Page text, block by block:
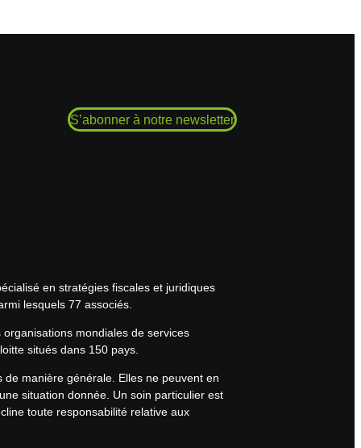
S’abonner à notre newsletter
en stratégies fiscales et juridiques
lesquels 77 associés.
mondiales de services
situés dans 150 pays.
manière générale. Elles ne peuvent en
situation donnée. Un soin particulier est
toute responsabilité relative aux